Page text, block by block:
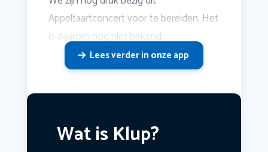
Appeltaartconcert voor te bereiden. Het
is daarom nog niet bekend
Lees verder in onze app
Wat is Klup?